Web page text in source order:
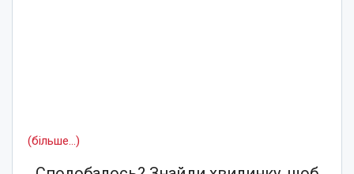
(більше…)